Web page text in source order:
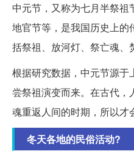
中元节，又称为七月半祭祖
地官节等，是我国历史上
括祭祖、放河灯、祭亡魂、
根据研究数据，中元节源于
尝祭祖演变而来。在古代
魂重返人间的时期，所以才
冬天各地的民俗活动?